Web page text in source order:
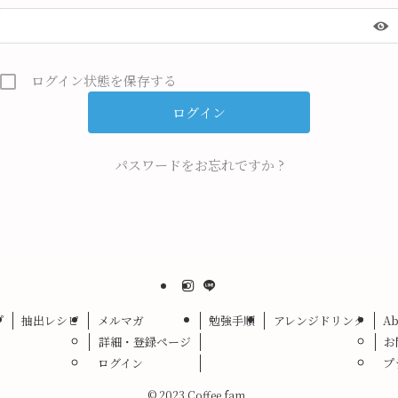
ログイン状態を保存する
パスワードをお忘れですか ?
抽出レシピ
メルマガ
詳細・登録ページ
ログイン
勉強手順 アレンジドリンク
© 2023 Coffee fam..